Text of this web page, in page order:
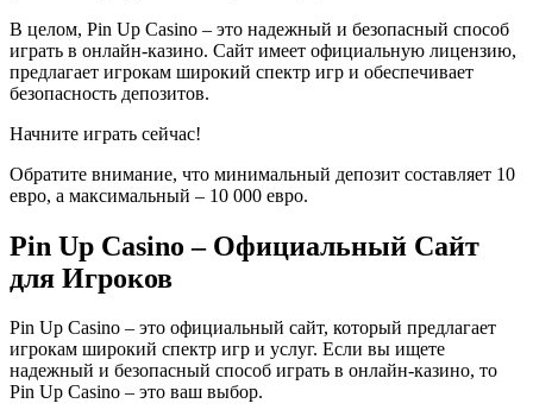
В целом, Pin Up Casino – это надежный и безопасный способ
играть в онлайн-казино. Сайт имеет официальную лицензию,
предлагает игрокам широкий спектр игр и обеспечивает
безопасность депозитов.
Начните играть сейчас!
Обратите внимание, что минимальный депозит составляет 10
евро, а максимальный – 10 000 евро.
Pin Up Casino – Официальный Сайт
для Игроков
Pin Up Casino – это официальный сайт, который предлагает
игрокам широкий спектр игр и услуг. Если вы ищете
надежный и безопасный способ играть в онлайн-казино, то
Pin Up Casino – это ваш выбор.